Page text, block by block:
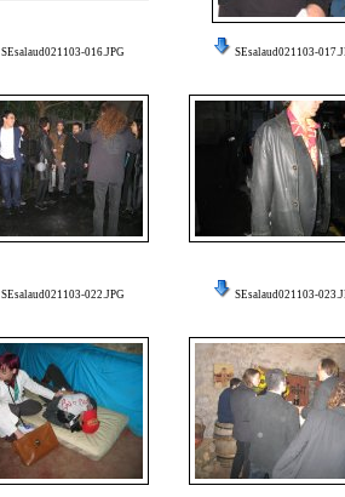
SEsalaud021103-016.JPG SEsalaud021103-
SEsalaud021103-022.JPG SEsalaud021103-